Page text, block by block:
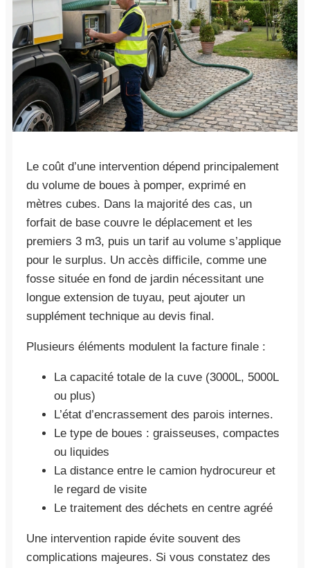
Le coût d’une intervention dépend principalement
du volume de boues à pomper, exprimé en
mètres cubes. Dans la majorité des cas, un
forfait de base couvre le déplacement et les
premiers 3 m3, puis un tarif au volume s’applique
pour le surplus. Un accès difficile, comme une
fosse située en fond de jardin nécessitant une
longue extension de tuyau, peut ajouter un
supplément technique au devis final.
Plusieurs éléments modulent la facture finale :
La capacité totale de la cuve (3000L, 5000L
ou plus)
L’état d’encrassement des parois internes.
Le type de boues : graisseuses, compactes
ou liquides
La distance entre le camion hydrocureur et
le regard de visite
Le traitement des déchets en centre agréé
Une intervention rapide évite souvent des
complications majeures. Si vous constatez des